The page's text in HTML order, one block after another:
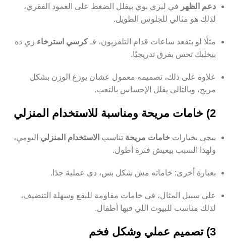
دعم الظهر في ليزي بوي بيقلل الضغط على العمود الفقري،
لذلك هو مثالي للجلوس الطويل.
مثلًا لو بتقعد ساعات قدام التلفزيون، فـكرسي استرخاء زي ده
بيخليك تحس بفرق تدريجيًا.
علاوة على ذلك، تصميمه معمول عشان يوزع الوزن بشكل
مريح، وبالتالي يقلل الإحساس بالتعب.
2) خامات مريحة ومناسبة للاستخدام المنزلي
بيجي بخيارات خامات مريحة تناسب الاستخدام المنزلي اليومي،
ولهذا السبب بيعيش فترة أطول.
بعبارة أخرى: خاماته مش شكل بس، دي عملية جدًا.
على سبيل المثال، في خامات مقاومة للبقع وسهلة التنضيف،
لذلك مناسب للبيوت اللي فيها أطفال.
3) تصميم عملي وشكل فخم